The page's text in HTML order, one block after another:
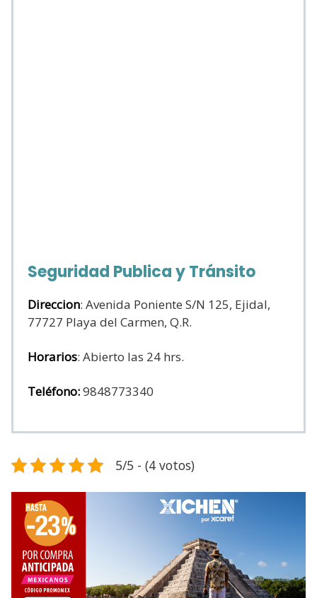
Seguridad Publica y Tránsito
Direccion: Avenida Poniente S/N 125, Ejidal,
77727 Playa del Carmen, Q.R.
Horarios: Abierto las 24 hrs.
Teléfono:9848773340
5/5 - (4 votos)